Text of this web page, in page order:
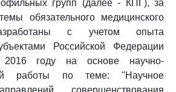
групп (далее - КПГ), за
обязательного медицинского
с учетом опыта
Российской Федерации
году на основе научно-
работы по теме: "Научное
совершенствования